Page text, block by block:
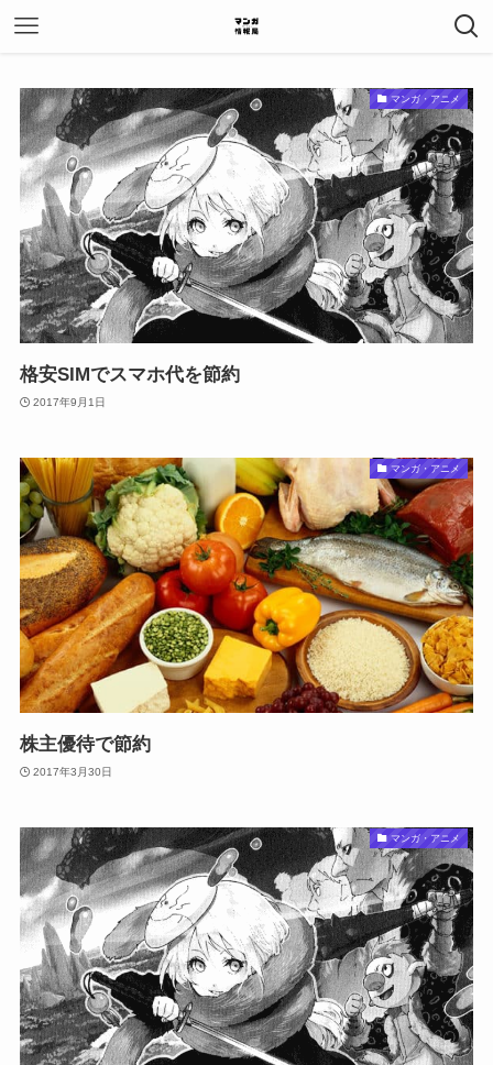
マンガ・アニメ
格安SIMでスマホ代を節約
2017年9月1日
マンガ・アニメ
株主優待で節約
2017年3月30日
マンガ・アニメ